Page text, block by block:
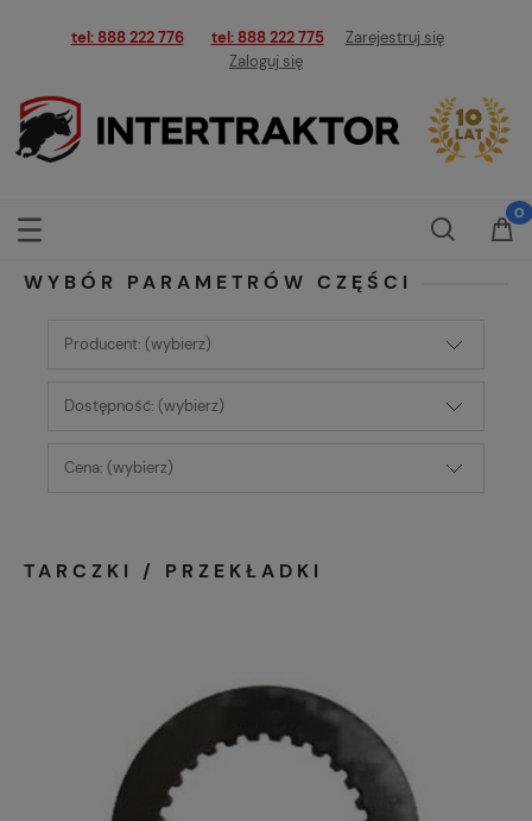
tel: 888 222 776 tel: 888 222 775
Zarejestruj się
Zaloguj się
WYBÓR PARAMETRÓW CZĘŚCI
Producent: (wybierz)
Dostępność: (wybierz)
Cena: (wybierz)
TARCZKI / PRZEKŁADKI